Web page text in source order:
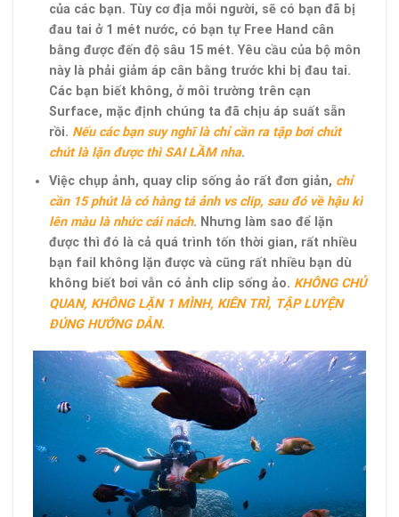
của các bạn. Tùy cơ địa mỗi người, sẽ có bạn đã bị
đau tai ở 1 mét nước, có bạn tự Free Hand cân
bằng được đến độ sâu 15 mét. Yêu cầu của bộ môn
này là phải giảm áp cân bằng trước khi bị đau tai.
Các bạn biết không, ở môi trường trên cạn
Surface, mặc định chúng ta đã chịu áp suất sẵn
rồi. Nếu các bạn suy nghĩ là chỉ cần ra tập bơi chút
chút là lặn được thì SAI LẦM nha.
Việc chụp ảnh, quay clip sống ảo rất đơn giản, chỉ
cần 15 phút là có hàng tá ảnh vs clip, sau đó về hậu kì
lên màu là nhức cái nách. Nhưng làm sao để lặn
được thì đó là cả quá trình tốn thời gian, rất nhiều
bạn fail không lặn được và cũng rất nhiều bạn dù
không biết bơi vẫn có ảnh clip sống ảo. KHÔNG CHỦ
QUAN, KHÔNG LẶN 1 MÌNH, KIÊN TRÌ, TẬP LUYỆN
ĐÚNG HƯỚNG DẪN.